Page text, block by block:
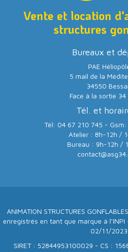
Vente et location
structures
Bureaux et
PAE
5 mail de la
34550
Face à la sortie 34
Tél. et
Tél: 04 67 210 745 -
Atelier : 8h-12h /
Bureau : 9h-12h /
ANIMATION STRUCTURES
enregistrés en tant que marque à
02/11/2023
SIRET : 52844953100029 - CS :